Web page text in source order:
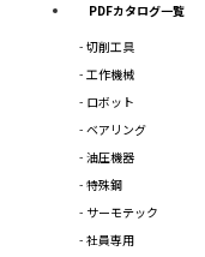
PDFカタログ一覧
切削工具
工作機械
ロボット
ベアリング
油圧機器
特殊鋼
サーモテック
社員専用